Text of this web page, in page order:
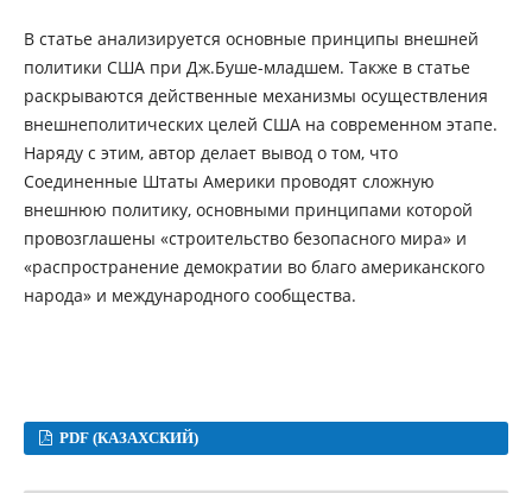
В статье анализируется основные принципы внешней
политики США при Дж.Буше-младшем. Также в статье
раскрываются действенные механизмы осуществления
внешнеполитических целей США на современном этапе.
Наряду с этим, автор делает вывод о том, что
Соединенные Штаты Америки проводят сложную
внешнюю политику, основными принципами которой
провозглашены «строительство безопасного мира» и
«распространение демократии во благо американского
народа» и международного сообщества.
PDF (КАЗАХСКИЙ)